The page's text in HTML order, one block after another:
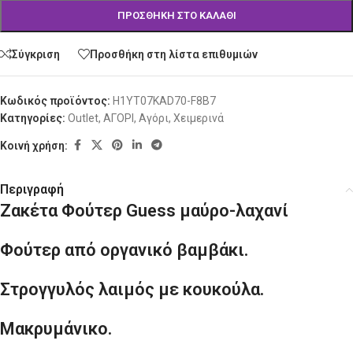
ΠΡΟΣΘΉΚΗ ΣΤΟ ΚΑΛΆΘΙ
Σύγκριση Προσθήκη στη λίστα επιθυμιών
Κωδικός προϊόντος: H1YT07KAD70-F8B7
Κατηγορίες: Outlet, ΑΓΟΡΙ , Αγόρι, Χειμερινά
Κοινή χρήση:
Περιγραφή
Ζακέτα Φούτερ Guess μαύρο-λαχανί
Φούτερ από οργανικό βαμβάκι.
Στρογγυλός λαιμός με κουκούλα.
Μακρυμάνικο.